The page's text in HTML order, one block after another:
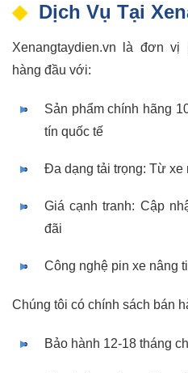
Dịch Vụ Tại
Xenangtaydien.vn là đơn
hàng đầu với:
Sản phẩm chính hãng
tín quốc tế
Đa dạng tải trọng: Từ xe
Giá cạnh tranh: Cập
đãi
Công nghệ pin xe nâng
Chúng tôi có chính sách bán
Bảo hành 12-18 tháng